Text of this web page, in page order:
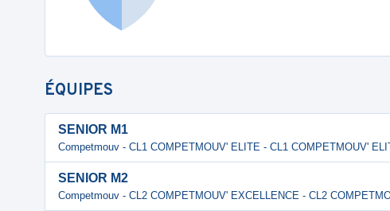
ÉQUIPES
SENIOR M1
Competmouv - CL1 COMPETMOUV' ELITE - CL1 COMPETMOUV'
SENIOR M2
Competmouv - CL2 COMPETMOUV' EXCELLENCE - CL2